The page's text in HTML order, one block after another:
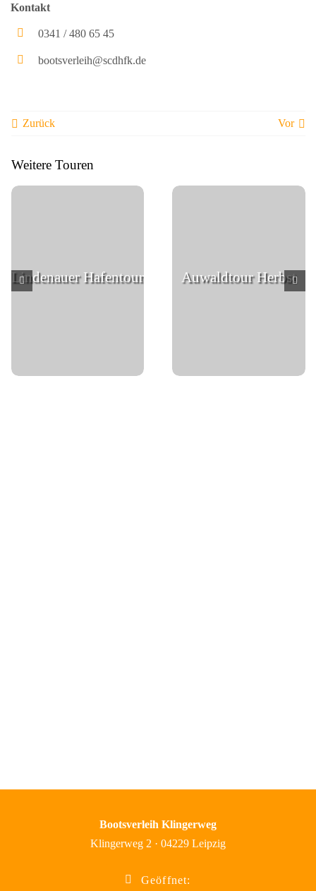
Kontakt
0341 / 480 65 45
bootsverleih@scdhfk.de
Zurück Vor
Weitere Touren
Lindenauer Hafentour Auwaldtour Herbst
Bootsverleih Klingerweg
Klingerweg 2 · 04229 Leipzig
Geöffnet: